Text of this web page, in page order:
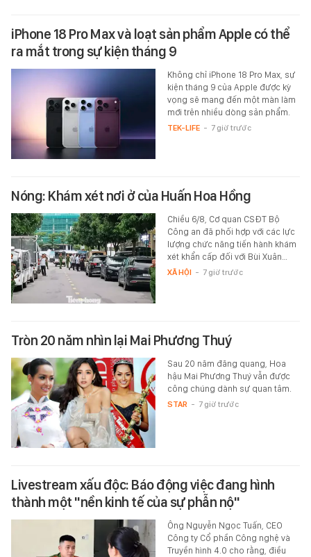
iPhone 18 Pro Max và loạt sản phẩm Apple có thể
ra mắt trong sự kiện tháng 9
Không chỉ iPhone 18 Pro Max, sự
kiện tháng 9 của Apple được kỳ
vọng sẽ mang đến một màn làm
mới trên nhiều dòng sản phẩm.
TEK-LIFE - 7 giờ trước
Nóng: Khám xét nơi ở của Huấn Hoa Hồng
Chiều 6/8, Cơ quan CSĐT Bộ
Công an đã phối hợp với các lực
lượng chức năng tiến hành khám
xét khẩn cấp đối với Bùi Xuân…
XÃ HỘI - 7 giờ trước
Tròn 20 năm nhìn lại Mai Phương Thuý
Sau 20 năm đăng quang, Hoa
hậu Mai Phương Thuý vẫn được
công chúng dành sự quan tâm.
STAR - 7 giờ trước
Livestream xấu độc: Báo động việc đang hình
thành một "nền kinh tế của sự phẫn nộ"
Ông Nguyễn Ngọc Tuấn, CEO
Công ty Cổ phần Công nghệ và
Truyền hình 4.0 cho rằng, điều